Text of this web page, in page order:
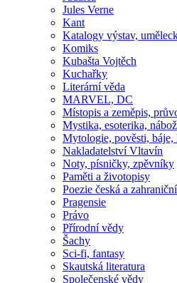
Jules Verne
Kant
Katalogy výstav,
Komiks
Kubašta Vojtěch
Kuchařky
Literární věda
MARVEL, DC
Místopis a zeměpis,
Mystika, esoterika,
Mytologie, pověsti, báje,
Nakladatelství Vltavín
Noty, písničky, zpěvníky
Paměti a životopisy
Poezie česká a zahraniční
Pragensie
Právo
Přírodní vědy
Šachy
Sci-fi, fantasy
Skautská literatura
Společenské vědy